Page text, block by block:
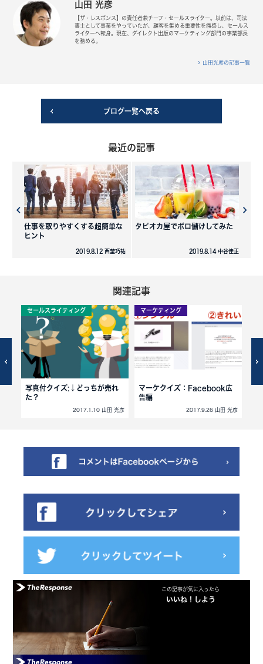
山田 光彦
【ザ・レスポンス】の責任者兼チーフ・セールスライター。以前は、司法
書士として事業をやっていたが、顧客を集める重要性を痛感し、セールス
ライターへ転身。現在、ダイレクト出版のマーケティング部門の事業部長
を務める。
山田光彦の記事一覧
ブログ一覧へ戻る
最近の記事
仕事を取りやすくする超簡単な
ヒント
2019.8.12 西埜巧祐
タピオカ屋でボロ儲けしてみた
2019.8.14 中谷佳正
関連記事
セールスライティング
写真付クイズ:↓どっちが売れ
た？
2017.1.10 山田 光彦
マーケティング
マーケクイズ：Facebook広
告編
2017.9.26 山田 光彦
この記事が気に入ったら
いいね！しよう